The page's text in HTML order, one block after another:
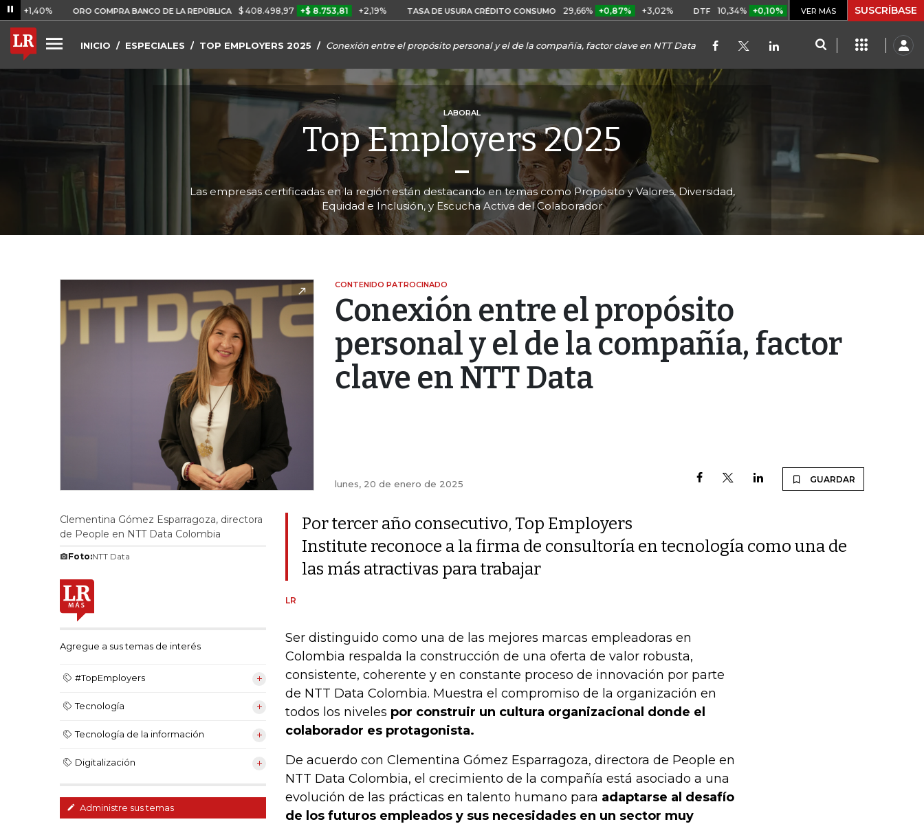
ORO COMPRA BANCO DE LA REPÚBLICA $ 408.498,97 +$ 8.753,81 +2,19% TASA DE USURA CRÉDITO CONSUMO 29,66% +0,87% +3,02% DTF 10,34% +0,10% +0,98% UVR $ 416,96 +$ 0,05
VER MÁS SUSCRÍBASE
INICIO ESPECIALES TOP EMPLOYERS 2025 Conexión entre el propósito personal y el de la compañía, factor clave en NTT Data
LABORAL
Top Employers 2025
Las empresas certificadas en la región están destacando en temas como Propósito y Valores, Diversidad,
Equidad e Inclusión, y Escucha Activa del Colaborador
CONTENIDO PATROCINADO
Conexión entre el propósito
personal y el de la compañía, factor
clave en NTT Data
lunes, 20 de enero de 2025 GUARDAR
Clementina Gómez Esparragoza, directora
de People en NTT Data Colombia
Foto:NTT Data
Agregue a sus temas de interés
#TopEmployers
Tecnología
Tecnología de la información
Digitalización
Administre sus temas
Por tercer año consecutivo, Top Employers
Institute reconoce a la firma de consultoría en tecnología como una de
las más atractivas para trabajar
LR
Ser distinguido como una de las mejores marcas empleadoras en
Colombia respalda la construcción de una oferta de valor robusta,
consistente, coherente y en constante proceso de innovación por parte
de NTT Data Colombia. Muestra el compromiso de la organización en
todos los niveles por construir un cultura organizacional donde el
colaborador es protagonista.
De acuerdo con Clementina Gómez Esparragoza, directora de People en
NTT Data Colombia, el crecimiento de la compañía está asociado a una
evolución de las prácticas en talento humano para adaptarse al desafío
de los futuros empleados y sus necesidades en un sector muy